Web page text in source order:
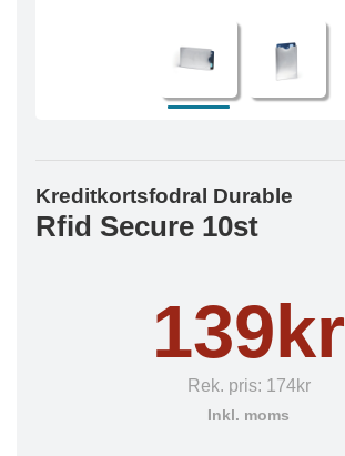
Kreditkortsfodral Durable
Rfid Secure 10st
139kr
Rek. pris: 174kr
Inkl. moms